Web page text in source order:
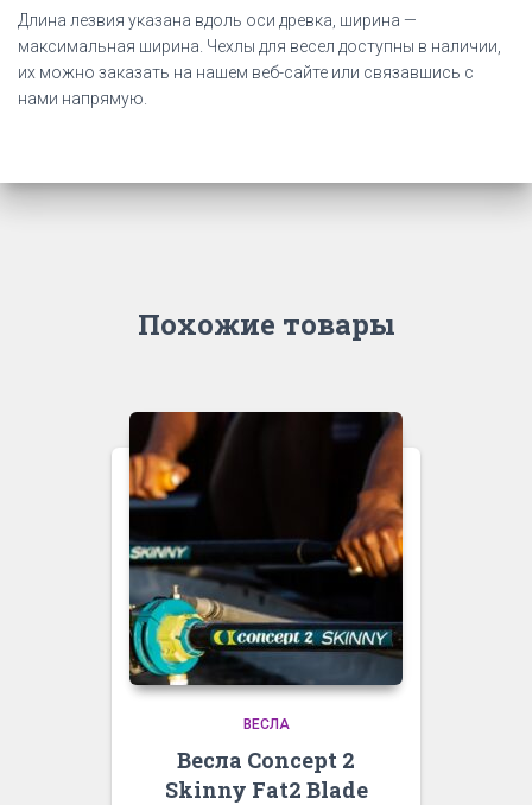
Длина лезвия указана вдоль оси древка, ширина —
максимальная ширина. Чехлы для весел доступны в наличии,
их можно заказать на нашем веб-сайте или связавшись с
нами напрямую.
Похожие товары
ВЕСЛА
Весла Concept 2
Skinny Fat2 Blade